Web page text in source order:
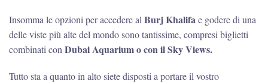
Insomma le opzioni per accedere al Burj Khalifae godere di una
delle viste più alte del mondo sono tantissime, compresi biglietti
combinati con Dubai Aquarium o con il Sky Views.
Tutto sta a quanto in alto siete disposti a portare il vostro